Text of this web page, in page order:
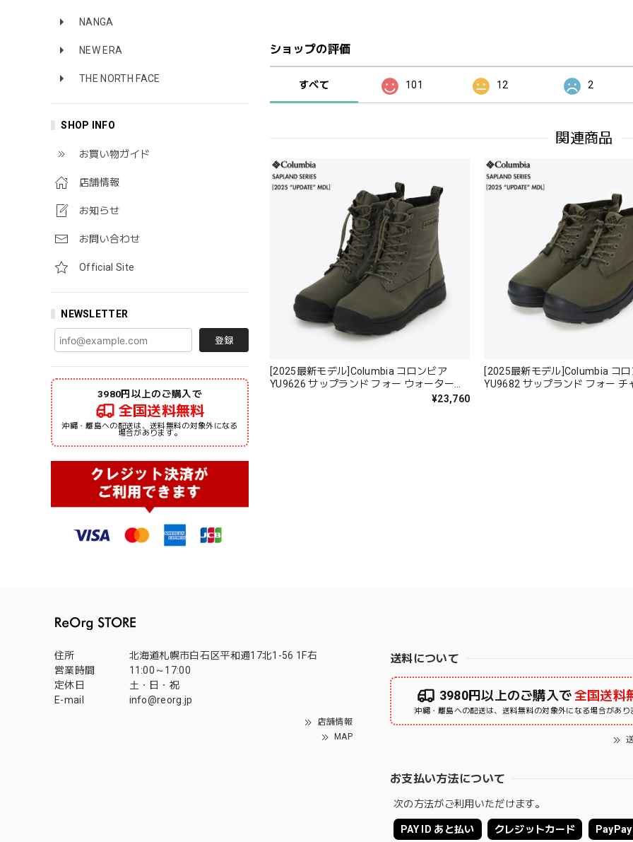
NANGA
NEW ERA
THE NORTH FACE
SHOP INFO
お買い物ガイド
店舗情報
お知らせ
お問い合わせ
Official Site
NEWSLETTER
登録
3980円以上のご購入で
全国送料無料
沖縄・離島への配送は、送料無料の対象外になる
場合があります。
ショップの評価
すべて 101 12 2
関連商品
[2025最新モデル]Columbia コロンビア
YU9626 サップランド フォー ウォータープ
ルーフ オムニヒートインフィニティ¥23,760
[2025最新モデル]Columbia コ
YU9682 サップランド フォー チ
住所
北海道札幌市白石区平和通17北1-56 1F右
営業時間
11:00～17:00
定休日
土・日・祝
E-mail
info@reorg.jp
店舗情報
MAP
送料について
3980円以上のご購入で全国送料
沖縄・離島への配送は、送料無料の対象外になる場合があり
お支払い方法について
次の方法がご利用いただけます。
PAY ID あと払い クレジットカード PayPay